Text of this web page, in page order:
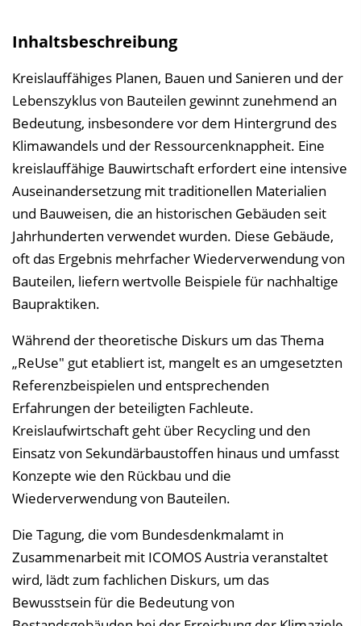
c
h
n
i
s
e
i
n
b
l
d
e
Inhaltsbeschreibung
Kreislauffähiges Planen, Bauen und Sanieren und der
Lebenszyklus von Bauteilen gewinnt zunehmend an
Bedeutung, insbesondere vor dem Hintergrund des
Klimawandels und der Ressourcenknappheit. Eine
kreislauffähige Bauwirtschaft erfordert eine intensive
Auseinandersetzung mit traditionellen Materialien
und Bauweisen, die an historischen Gebäuden seit
Jahrhunderten verwendet wurden. Diese Gebäude,
oft das Ergebnis mehrfacher Wiederverwendung von
Bauteilen, liefern wertvolle Beispiele für nachhaltige
Baupraktiken.
Während der theoretische Diskurs um das Thema
„ReUse" gut etabliert ist, mangelt es an umgesetzten
Referenzbeispielen und entsprechenden
Erfahrungen der beteiligten Fachleute.
Kreislaufwirtschaft geht über Recycling und den
Einsatz von Sekundärbaustoffen hinaus und umfasst
Konzepte wie den Rückbau und die
Wiederverwendung von Bauteilen.
Die Tagung, die vom Bundesdenkmalamt in
Zusammenarbeit mit ICOMOS Austria veranstaltet
wird, lädt zum fachlichen Diskurs, um das
Bewusstsein für die Bedeutung von